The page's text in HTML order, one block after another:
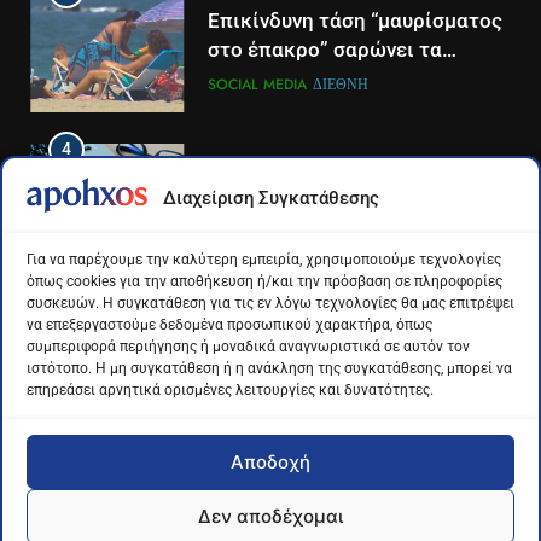
Διαχείριση Συγκατάθεσης
Για να παρέχουμε την καλύτερη εμπειρία, χρησιμοποιούμε τεχνολογίες
όπως cookies για την αποθήκευση ή/και την πρόσβαση σε πληροφορίες
συσκευών. Η συγκατάθεση για τις εν λόγω τεχνολογίες θα μας επιτρέψει
να επεξεργαστούμε δεδομένα προσωπικού χαρακτήρα, όπως
συμπεριφορά περιήγησης ή μοναδικά αναγνωριστικά σε αυτόν τον
ιστότοπο. Η μη συγκατάθεση ή η ανάκληση της συγκατάθεσης, μπορεί να
επηρεάσει αρνητικά ορισμένες λειτουργίες και δυνατότητες.
Αποδοχή
Δεν αποδέχομαι
Η Ελένη Παρασκευοπούλου η
νέα δημοσιογραφική προσθήκη
του ΣΚΑΪ στην Πάτρα
LIFESTYLE-MEDIA ΠΆΤΡΑ-ΔΥΤΙΚΉ ΕΛΛΆΔΑ
4
στον ΣΚΑΙ
5
Ο Παναγιώτης Στάθης στο
«τιμόνι» του κεντρικού δελτίου
ειδήσεων της ΕΡΤ
LIFESTYLE-MEDIA
Στον ΑΝΤ1 η Σία Κοσιώνη- Η
ανακοίνωση του σταθμού
Επικίνδυνη τάση “μαυρίσματος
στο έπακρο” σαρώνει τα
σόσιαλ
SOCIAL MEDIA ΔΙΕΘΝΉ
4
κοινωνικής δικτύωσης και οι
χρησιμοποιούνται
περισσότερο για ενημέρωση,
σε παγκόσμιο επίπεδο
5
Διάστημα: Εντοπίστηκαν για
πρώτη φορά ενδείξεις για τον
άνεμο που εκπέμπει η μαύρη
μας
ΔΙΕΘΝΉ ΕΠΙΣΤΉΜΗ
«στερεύουν» από χιόνι